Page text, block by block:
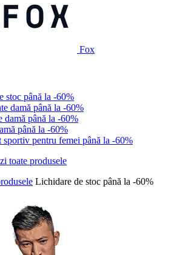
Fox
stoc până la -60%
damă până la -60%
damă până la -60%
până la -60%
sportiv pentru femei până la -60%
Lichidare de stoc până la -60%